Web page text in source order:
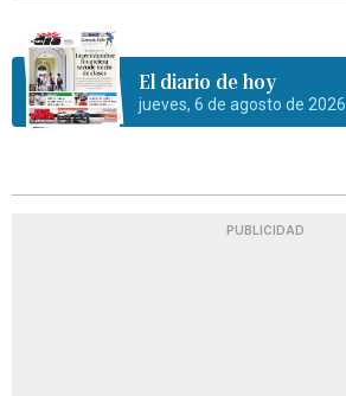
El diario de hoy
jueves, 6 de agosto de 2026
PUBLICIDAD